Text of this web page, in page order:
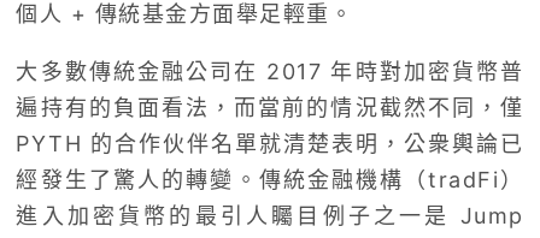
個人 + 傳統基金方面舉足輕重。
大多數傳統金融公司在 2017 年時對加密貨幣普
遍持有的負面看法，而當前的情況截然不同，僅
PYTH 的合作伙伴名單就清楚表明，公衆輿論已
經發生了驚人的轉變。傳統金融機構（tradFi）
進入加密貨幣的最引人矚目例子之一是 Jump